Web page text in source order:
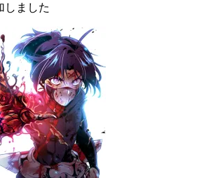
しました